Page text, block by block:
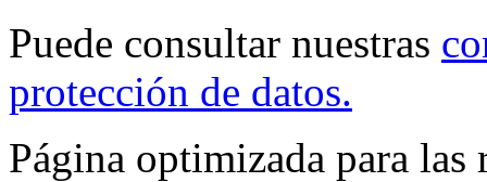
Puede consultar nuestras
protección de datos.
Página optimizada para